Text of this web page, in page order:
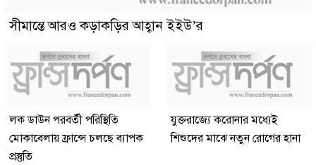
সীমান্তে আরও কড়াকড়ির আহ্বান ইইউ’র
লক ডাউন পরবর্তী পরিস্থিতি
মোকাবেলায় ফ্রান্সে চলছে ব্যাপক
প্রস্তুতি
যুক্তরাজ্যে করোনার মধ্যেই
শিশুদের মাঝে নতুন রোগের হানা